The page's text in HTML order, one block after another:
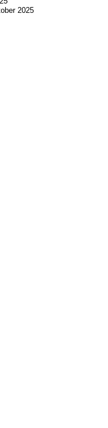
2025